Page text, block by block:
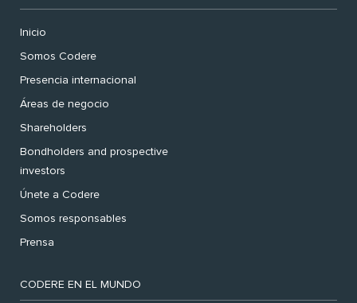
Inicio
Somos Codere
Presencia internacional
Áreas de negocio
Shareholders
Bondholders and prospective
investors
Únete a Codere
Somos responsables
Prensa
CODERE EN EL MUNDO